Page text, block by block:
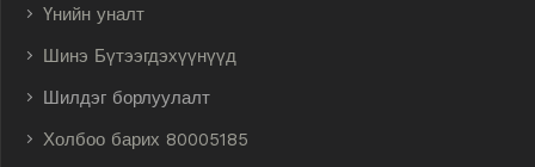
Үнийн уналт
Шинэ Бүтээгдэхүүнүүд
Шилдэг борлуулалт
Холбоо барих 80005185